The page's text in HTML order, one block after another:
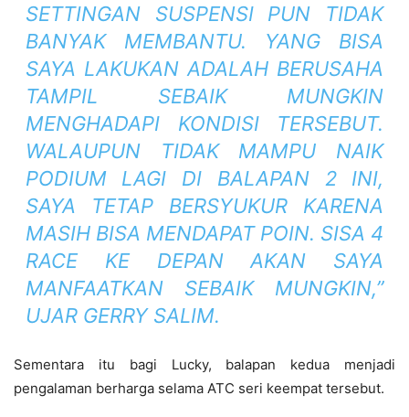
SETTINGAN SUSPENSI PUN TIDAK
BANYAK MEMBANTU. YANG BISA
SAYA LAKUKAN ADALAH BERUSAHA
TAMPIL SEBAIK MUNGKIN
MENGHADAPI KONDISI TERSEBUT.
WALAUPUN TIDAK MAMPU NAIK
PODIUM LAGI DI BALAPAN 2 INI,
SAYA TETAP BERSYUKUR KARENA
MASIH BISA MENDAPAT POIN. SISA 4
RACE KE DEPAN AKAN SAYA
MANFAATKAN SEBAIK MUNGKIN,”
UJAR GERRY SALIM.
Sementara itu bagi Lucky, balapan kedua menjadi
pengalaman berharga selama ATC seri keempat tersebut.